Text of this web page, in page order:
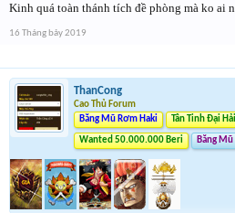
Kinh quá toàn thánh tích đề phòng mà ko ai
16 Tháng bảy 2019
ThanCong
Cao Thủ Forum
Băng Mũ Rơm Haki
Tân Tinh Đại
Wanted 50.000.000 Beri Băng Mũ